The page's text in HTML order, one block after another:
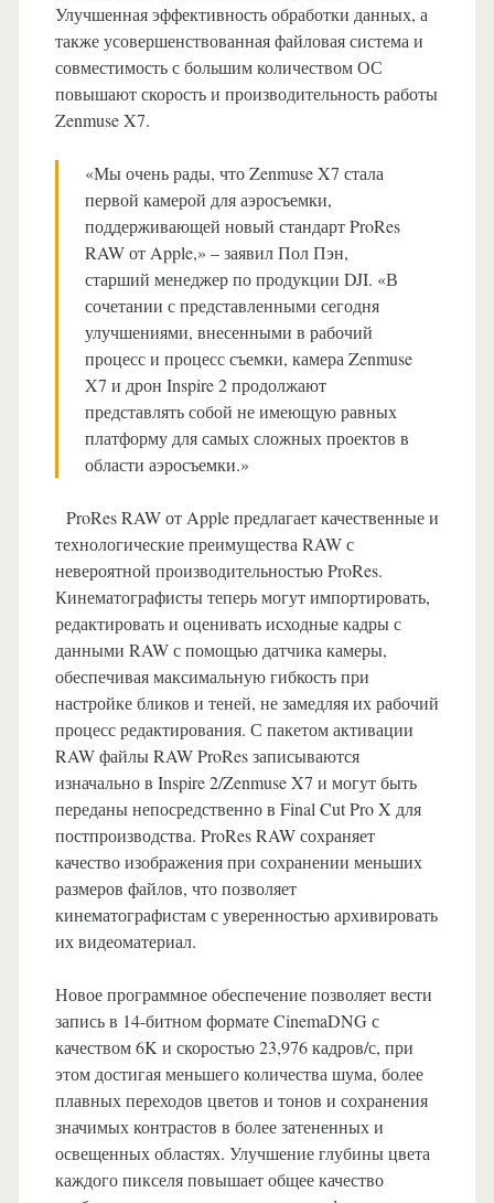
Улучшенная эффективность обработки данных, а
также усовершенствованная файловая система и
совместимость с большим количеством ОС
повышают скорость и производительность работы
Zenmuse X7.
«Мы очень рады, что Zenmuse X7 стала
первой камерой для аэросъемки,
поддерживающей новый стандарт ProRes
RAW от Apple,» – заявил Пол Пэн,
старший менеджер по продукции DJI. «В
сочетании с представленными сегодня
улучшениями, внесенными в рабочий
процесс и процесс съемки, камера Zenmuse
X7 и дрон Inspire 2 продолжают
представлять собой не имеющую равных
платформу для самых сложных проектов в
области аэросъемки.»
ProRes RAW от Apple предлагает качественные и
технологические преимущества RAW с
невероятной производительностью ProRes.
Кинематографисты теперь могут импортировать,
редактировать и оценивать исходные кадры с
данными RAW с помощью датчика камеры,
обеспечивая максимальную гибкость при
настройке бликов и теней, не замедляя их рабочий
процесс редактирования. С пакетом активации
RAW файлы RAW ProRes записываются
изначально в Inspire 2/Zenmuse X7 и могут быть
переданы непосредственно в Final Cut Pro X для
постпроизводства. ProRes RAW сохраняет
качество изображения при сохранении меньших
размеров файлов, что позволяет
кинематографистам с уверенностью архивировать
их видеоматериал.
Новое программное обеспечение позволяет вести
запись в 14-битном формате CinemaDNG с
качеством 6K и скоростью 23,976 кадров/с, при
этом достигая меньшего количества шума, более
плавных переходов цветов и тонов и сохранения
значимых контрастов в более затененных и
освещенных областях. Улучшение глубины цвета
каждого пикселя повышает общее качество